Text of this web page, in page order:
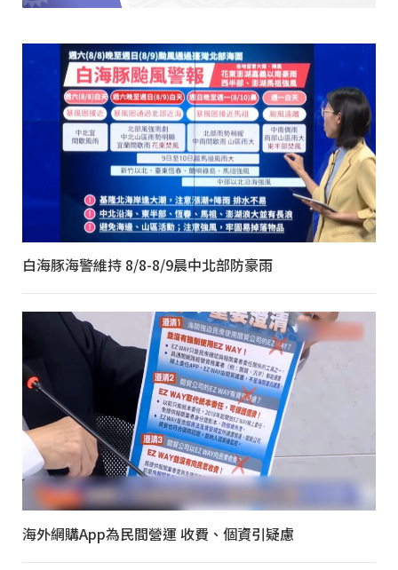
白海豚海警維持 8/8-8/9晨中北部防豪雨
海外網購App為民間營運 收費、個資引疑慮